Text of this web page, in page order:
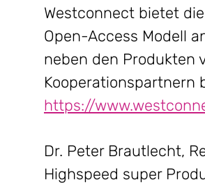
Westconnect bietet
Open-Access Modell
neben den Produkten
Kooperationspartnern
https://
Dr. Peter Brautlecht,
Highspeed super